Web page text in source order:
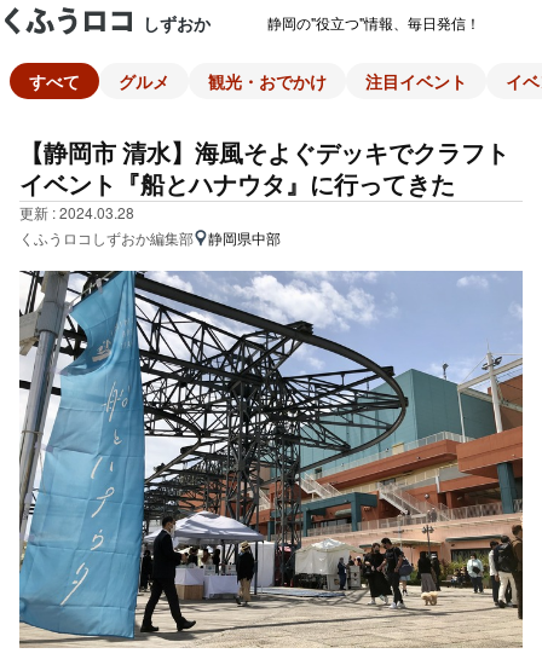
しずおか 静岡の"役立つ"情報、毎日発信！
すべて グルメ 観光・おでかけ 注目イベント イ
【静岡市 清水】海風そよぐデッキでクラフト
イベント『船とハナウタ』に行ってきた
更新 : 2024.03.28
くふうロコしずおか編集部
静岡県中部